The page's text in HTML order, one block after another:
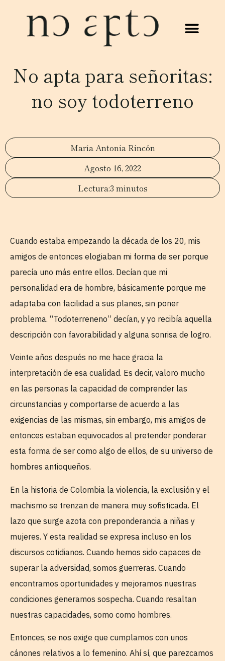
No apta para señoritas:
no soy todoterreno
María Antonia Rincón
Agosto 16, 2022
3 minutos
Cuando estaba empezando la década de los 20, mis
amigos de entonces elogiaban mi forma de ser porque
parecía uno más entre ellos. Decían que mi
personalidad era de hombre, básicamente porque me
adaptaba con facilidad a sus planes, sin poner
problema. “Todoterreneno” decían, y yo recibía aquella
descripción con favorabilidad y alguna sonrisa de logro.
Veinte años después no me hace gracia la
interpretación de esa cualidad. Es decir, valoro mucho
en las personas la capacidad de comprender las
circunstancias y comportarse de acuerdo a las
exigencias de las mismas, sin embargo, mis amigos de
entonces estaban equivocados al pretender ponderar
esta forma de ser como algo de ellos, de su universo de
hombres antioqueños.
En la historia de Colombia la violencia, la exclusión y el
machismo se trenzan de manera muy sofisticada. El
lazo que surge azota con preponderancia a niñas y
mujeres. Y esta realidad se expresa incluso en los
discursos cotidianos. Cuando hemos sido capaces de
superar la adversidad, somos guerreras. Cuando
encontramos oportunidades y mejoramos nuestras
condiciones generamos sospecha. Cuando resaltan
nuestras capacidades, somo como hombres.
Entonces, se nos exige que cumplamos con unos
cánones relativos a lo femenino. Ahí sí, que parezcamos